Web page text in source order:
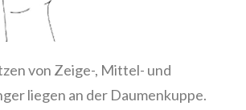
von Zeige-, Mittel- und
liegen an der Daumenkuppe.